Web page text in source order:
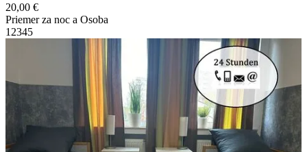
20,00 €
Priemer za noc a Osoba
1 2345